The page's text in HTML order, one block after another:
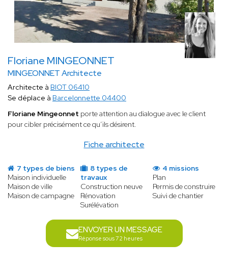
Floriane MINGEONNET
MINGEONNET Architecte
Fiche architecte
Architecte à BIOT 06410
Se déplace à Barcelonnette 04400
Floriane Mingeonnet porte attention au dialogue avec le client
pour cibler précisément ce qu’ils désirent.
7 types de biens
Maison individuelle
Maison de ville
Maison de campagne
8 types de
travaux
Construction neuve
Rénovation
Surélévation
4 missions
Plan
Permis de construire
Suivi de chantier
ENVOYER UN MESSAGE
Réponse sous 72 heures